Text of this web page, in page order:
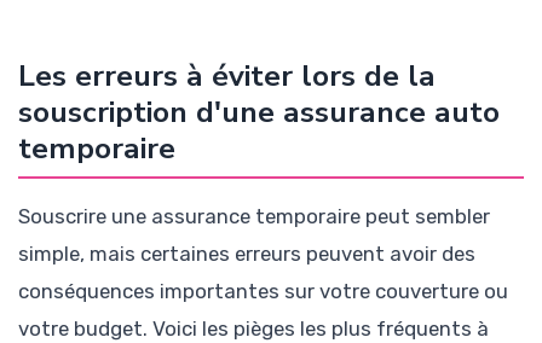
Les erreurs à éviter lors de la
souscription d'une assurance auto
temporaire
Souscrire une assurance temporaire peut sembler
simple, mais certaines erreurs peuvent avoir des
conséquences importantes sur votre couverture ou
votre budget. Voici les pièges les plus fréquents à